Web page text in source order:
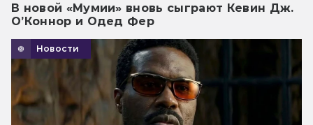
В новой «Мумии» вновь сыграют Кевин Дж.
О’Коннор и Одед Фер
Новости